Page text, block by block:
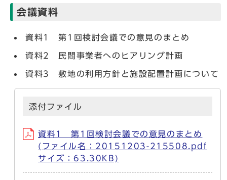
会議資料
資料1 第1回検討会議での意見のまとめ
資料2 民間事業者へのヒアリング計画
資料3 敷地の利用方針と施設配置計画について
添付ファイル
資料1 第1回検討会議での意見のまとめ
(ファイル名：20151203-215508.pdf
サイズ：63.30KB)